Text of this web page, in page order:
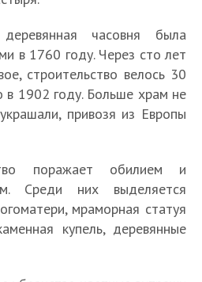
часовня была
в 1760 году. Через сто лет
строительство велось 30
в 1902 году. Больше храм не
привозя из Европы
поражает обилием и
Среди них выделяется
мраморная статуя
купель, деревянные